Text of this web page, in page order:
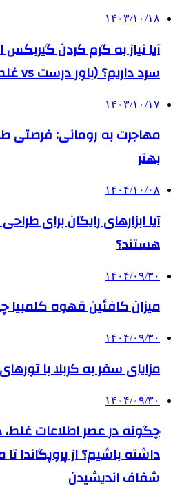
۱۴۰۳/۱۰/۱۸
آیا نیاز به گرم کردن
سرد داریم؟ (باور درست vs غلط)
۱۴۰۳/۱۰/۱۷
مهاجرت به رومانی: فرصتی
بهتر
۱۴۰۴/۱۰/۰۸
آیا ابزارهای رایگان برای
هستند؟
۱۴۰۴/۰۹/۳۰
میزان کافئین قهوه کلمبیا
۱۴۰۴/۰۹/۳۰
مزایای سفر به کربلا با
۱۴۰۴/۰۹/۳۰
چگونه در عصر اطلاعات
داشته باشیم؟ از پروپگاندا
شفاف اندیشیدن